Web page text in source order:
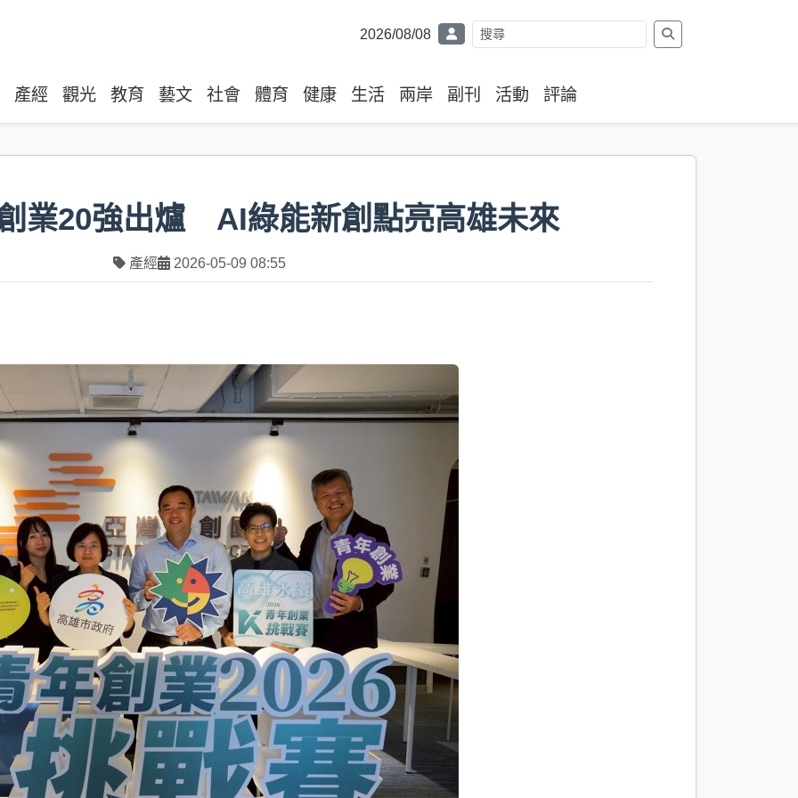
2026/08/08
產經 觀光 教育 藝文 社會 體育 健康 生活 兩岸 副刊 活動 評論
業20強出爐 AI綠能新創點亮高雄未來
產經 2026-05-09 08:55